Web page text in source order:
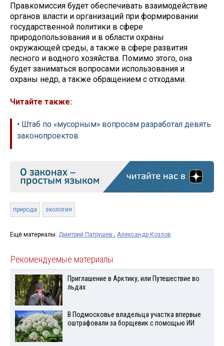
Правкомиссия будет обеспечивать взаимодействие
органов власти и организаций при формировании
государственной политики в сфере
природопользования и в области охраны
окружающей среды, а также в сфере развития
лесного и водного хозяйства. Помимо этого, она
будет заниматься вопросами использования и
охраны недр, а также обращением с отходами.
Читайте также:
• Штаб по «мусорным» вопросам разработал девять
законопроектов
природа экология
Ещё материалы: Дмитрий Патрушев Александр Козлов
Рекомендуемые материалы
Приглашение в Арктику, или Путешествие во
льдах
В Подмосковье владельца участка впервые
оштрафовали за борщевик с помощью ИИ